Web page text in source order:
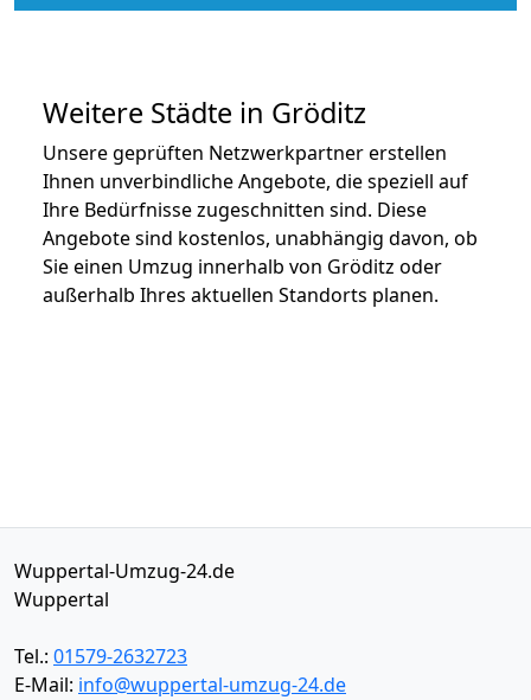
Weitere Städte in Gröditz
Unsere geprüften Netzwerkpartner erstellen
Ihnen unverbindliche Angebote, die speziell auf
Ihre Bedürfnisse zugeschnitten sind. Diese
Angebote sind kostenlos, unabhängig davon, ob
Sie einen Umzug innerhalb von Gröditz oder
außerhalb Ihres aktuellen Standorts planen.
Wuppertal-Umzug-24.de
Wuppertal
Tel.: 01579-2632723
E-Mail: info@wuppertal-umzug-24.de